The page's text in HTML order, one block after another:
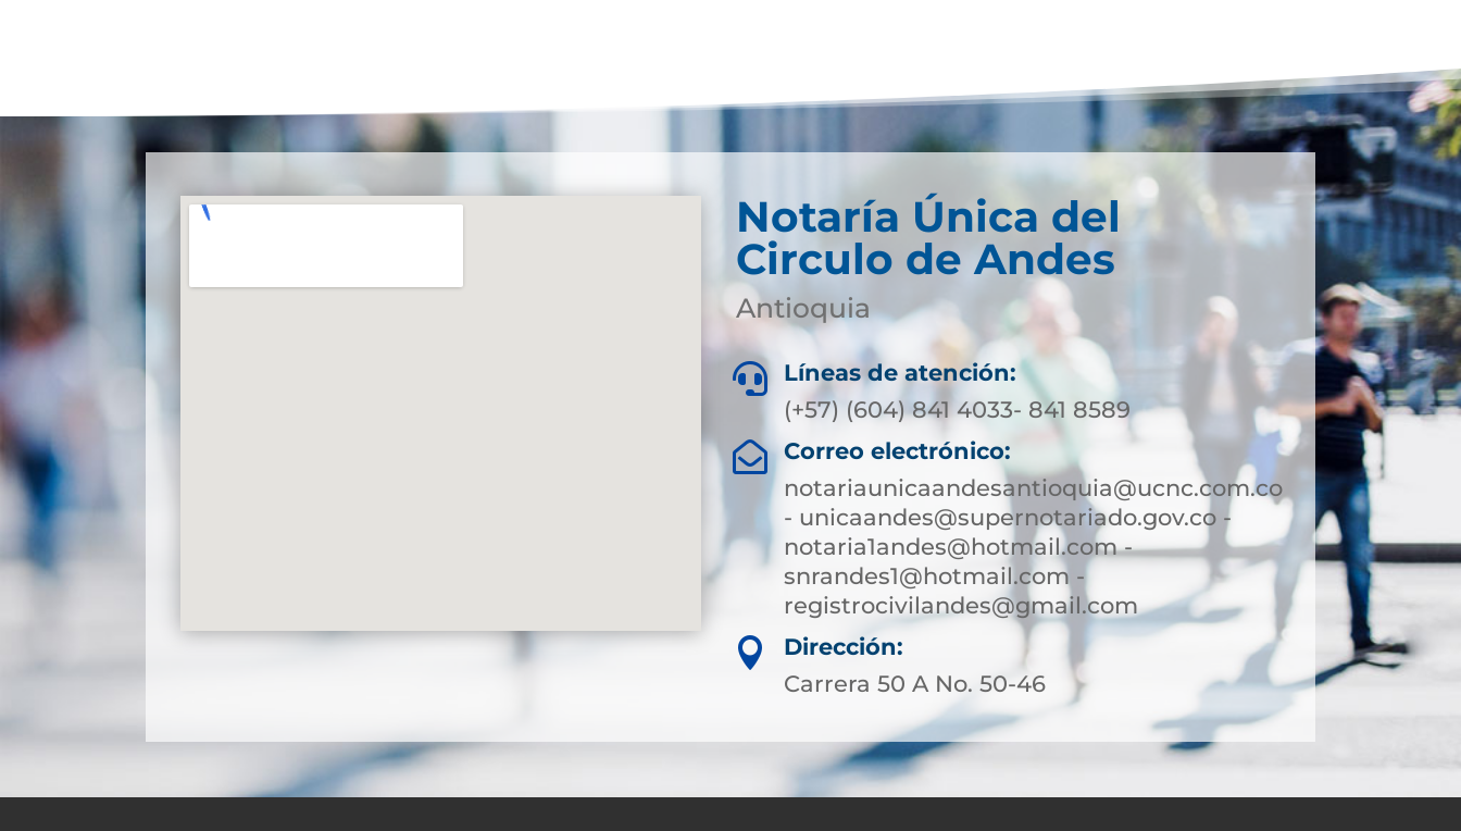
Notaría Única del
Circulo de Andes
Antioquia

Líneas de atención:
(+57) (604) 841 4033- 841 8589

Correo electrónico:
notariaunicaandesantioquia@ucnc.com.co
- unicaandes@supernotariado.gov.co -
notaria1andes@hotmail.com -
snrandes1@hotmail.com -
registrocivilandes@gmail.com

Dirección:
Carrera 50 A No. 50-46